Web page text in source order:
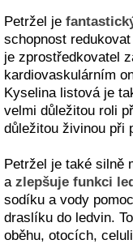
Petržel je
schopnost
je zprostředkovatel
kardiovaskulárním
Kyselina listová je
velmi důležitou roli
důležitou živinou při
Petržel je také silně
a zlepšuje funkci
sodíku a vody
draslíku do ledvin.
oběhu, otocích,